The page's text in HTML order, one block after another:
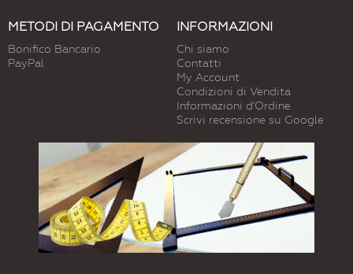
METODI DI PAGAMENTO
Bonifico Bancario
PayPal
INFORMAZIONI
Chi siamo
Contatti
My Account
Condizioni di Vendita
Informazioni d'Ordine
Scrivi recensione su Google